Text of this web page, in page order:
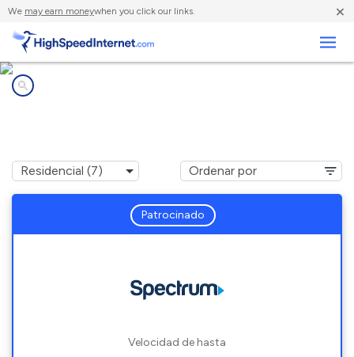
We may earn moneywhen you click our links. ×
Patrocinado
Velocidad de hasta